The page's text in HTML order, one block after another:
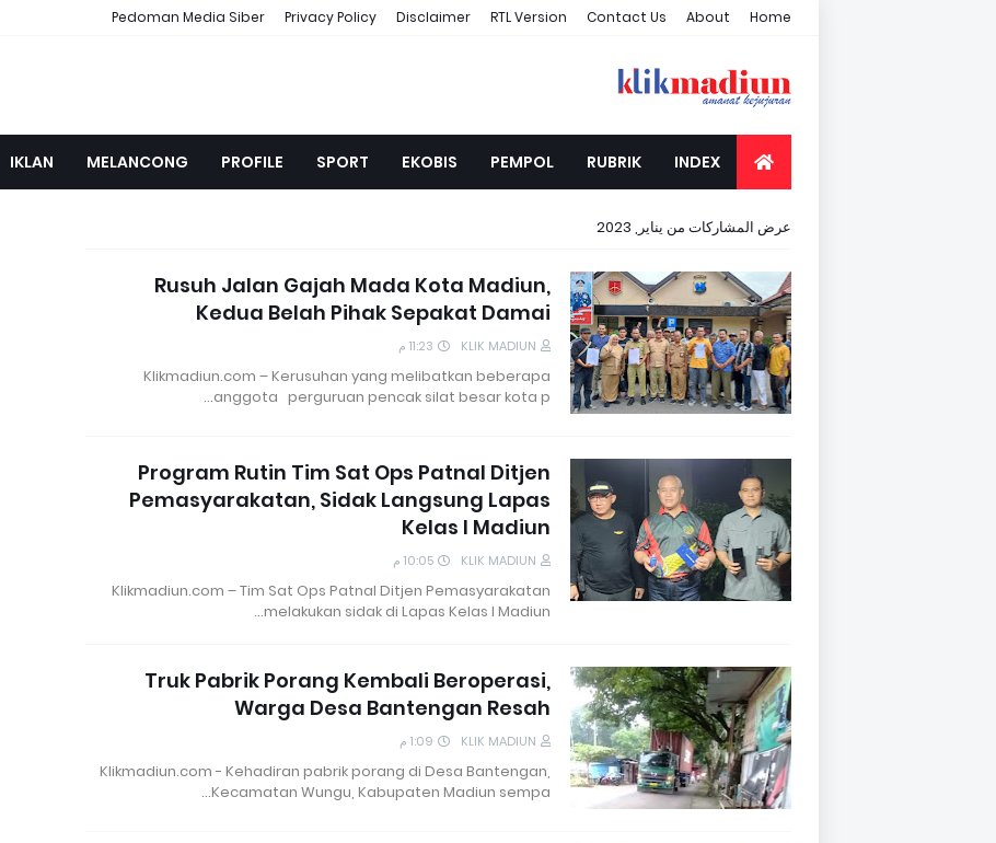
Home
About
Contact Us
RTL Version
Disclaimer
Privacy Policy
Pedoman Media Siber
INDEX
RUBRIK
PEMPOL
EKOBIS
SPORT
PROFILE
MELANCONG
IKLAN
عرض المشاركات من يناير, 2023
Rusuh Jalan Gajah Mada Kota Madiun,
Kedua Belah Pihak Sepakat Damai
KLIK MADIUN 11:23 م
Klikmadiun.com – Kerusuhan yang melibatkan beberapa
anggota perguruan pencak silat besar kota p…
Program Rutin Tim Sat Ops Patnal Ditjen
Pemasyarakatan, Sidak Langsung Lapas
Kelas I Madiun
KLIK MADIUN 10:05 م
Klikmadiun.com – Tim Sat Ops Patnal Ditjen Pemasyarakatan
melakukan sidak di Lapas Kelas I Madiun…
Truk Pabrik Porang Kembali Beroperasi,
Warga Desa Bantengan Resah
KLIK MADIUN 1:09 م
Klikmadiun.com - Kehadiran pabrik porang di Desa Bantengan,
Kecamatan Wungu, Kabupaten Madiun sempa…